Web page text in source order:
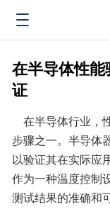
在半导体性
证
步骤之一。半导体
以验证其在实际应
作为一种温度控制
测试结果的准确和